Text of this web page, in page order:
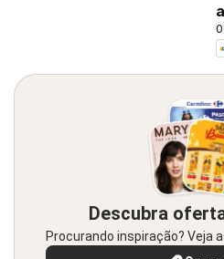
Descubra
Procurando inspiração? Veja